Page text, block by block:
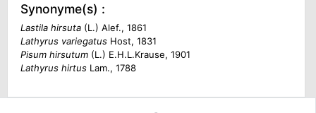
Synonyme(s) :
Lastila hirsuta(L.) Alef., 1861
Lathyrus variegatusHost, 1831
Pisum hirsutum(L.) E.H.L.Krause, 1901
Lathyrus hirtusLam., 1788